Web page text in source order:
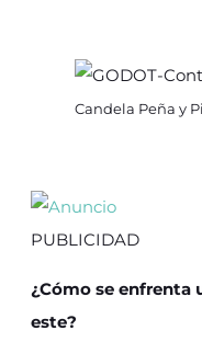
Candela Peña y
PUBLICIDAD
¿Cómo se enfrenta
este?